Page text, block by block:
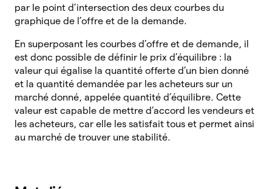
par le point d’intersection des deux courbes du
graphique de l’offre et de la demande.
En superposant les courbes d’offre et de demande, il
est donc possible de définir le prix d’équilibre : la
valeur qui égalise la quantité offerte d’un bien donné
et la quantité demandée par les acheteurs sur un
marché donné, appelée quantité d’équilibre. Cette
valeur est capable de mettre d’accord les vendeurs et
les acheteurs, car elle les satisfait tous et permet ainsi
au marché de trouver une stabilité.